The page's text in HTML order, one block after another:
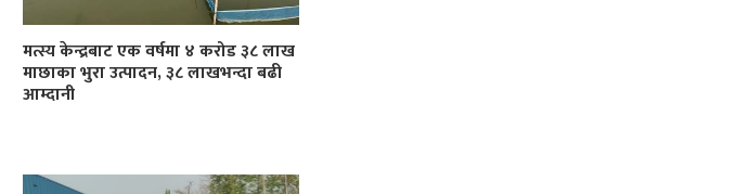
मत्स्य केन्द्रबाट एक वर्षमा ४ करोड ३८ लाख
माछाका भुरा उत्पादन, ३८ लाखभन्दा बढी
आम्दानी